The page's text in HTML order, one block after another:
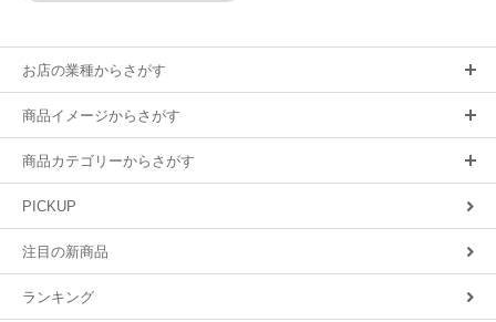
お店の業種からさがす
商品イメージからさがす
商品カテゴリーからさがす
PICKUP
注目の新商品
ランキング